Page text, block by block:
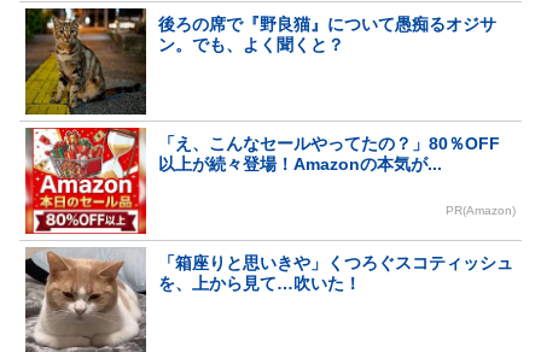
後ろの席で『野良猫』について愚痴るオジサ
ン。でも、よく聞くと？
「え、こんなセールやってたの？」80％OFF
以上が続々登場！Amazonの本気が...
PR(Amazon)
「箱座りと思いきや」くつろぐスコティッシュ
を、上から見て…吹いた！